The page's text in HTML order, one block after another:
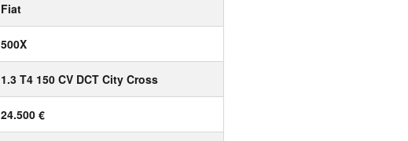
Fiat
500X
1.3 T4 150 CV DCT City Cross
24.500 €